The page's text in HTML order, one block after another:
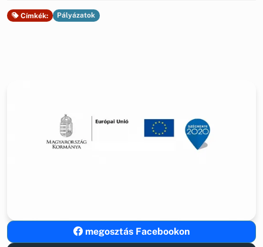
Címkék: Pályázatok
megosztás Facebookon